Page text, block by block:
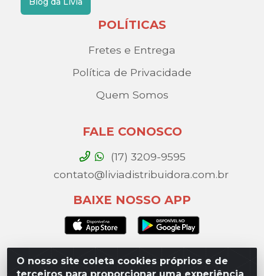
O nosso site coleta cookies próprios e de
POLÍTICAS
Fretes e Entrega
Política de Privacidade
Quem Somos
FALE CONOSCO
(17) 3209-9595
contato@liviadistribuidora.com.br
BAIXE NOSSO APP
Lívia Distribuidora - Av. Percy Gandini, 329 – Vila